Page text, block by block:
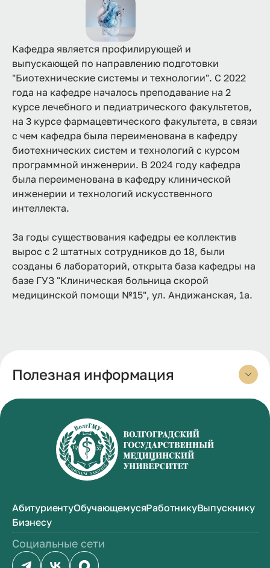
Кафедра является профилирующей и
выпускающей по направлению подготовки
"Биотехнические системы и технологии". C 2022
года на кафедре началось преподавание на 2
курсе лечебного и педиатрического факультетов,
на 3 курсе фармацевтического факультета, в связи
с чем кафедра была переименована в кафедру
биотехнических систем и технологий с курсом
программной инженерии. В 2024 году кафедра
была переименована в кафедру клинической
инженерии и технологий искусственного
интеллекта.
За годы существования кафедры ее коллектив
вырос с 2 штатных сотрудников до 18, были
созданы 6 лабораторий, открыта база кафедры на
базе ГУЗ "Клиническая больница скорой
медицинской помощи №15", ул. Андижанская, 1а.
Полезная информация
АбитуриентуОбучающемусяРаботникуВыпускнику
Бизнесу
Социальные сети